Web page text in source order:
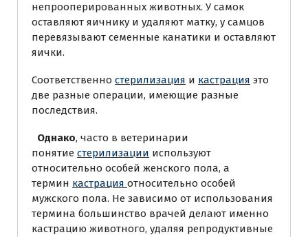
непрооперированных животных. У самок
оставляют яичнику и удаляют матку, у самцов
перевязывают семенные канатики и оставляют
яички.
Соответственно стерилизация и кастрация это
две разные операции, имеющие разные
последствия.
Однако, часто в ветеринарии
понятие стерилизации используют
относительно особей женского пола, а
термин кастрация относительно особей
мужского пола. Не зависимо от использования
термина большинство врачей делают именно
кастрацию животного, удаляя репродуктивные